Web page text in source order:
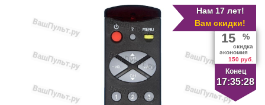
Нам 17 лет!
Вам скидки!
Конец
17:35:28
15 %
скидка
экономия
150 руб.